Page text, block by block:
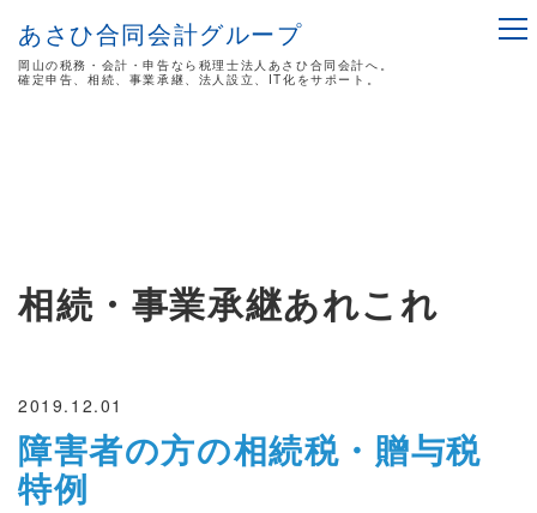
あさひ合同会計グループ
岡山の税務・会計・申告なら税理士法人あさひ合同会計へ。
確定申告、相続、事業承継、法人設立、IT化をサポート。
相続・事業承継あれこれ
2019.12.01
障害者の方の相続税・贈与税
特例